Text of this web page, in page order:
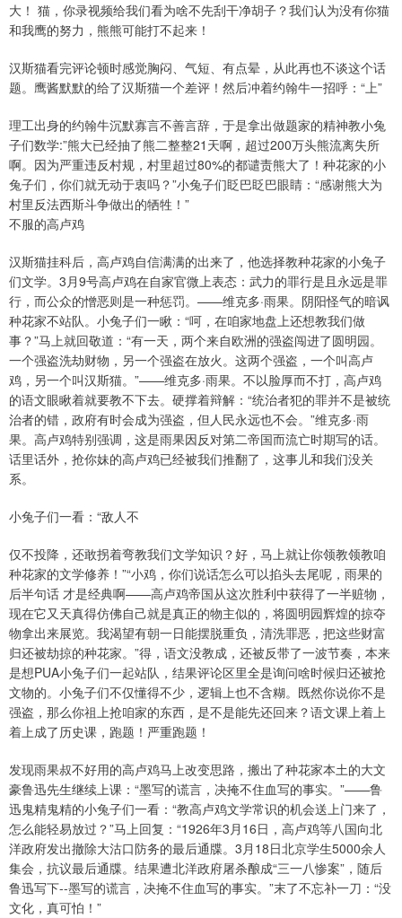
大！ 猫，你录视频给我们看为啥不先刮干净胡子？我们认为没有你猫
和我鹰的努力，熊熊可能打不起来！
汉斯猫看完评论顿时感觉胸闷、气短、有点晕，从此再也不谈这个话
题。鹰酱默默的给了汉斯猫一个差评！然后冲着约翰牛一招呼：“上”
理工出身的约翰牛沉默寡言不善言辞，于是拿出做题家的精神教小兔
子们数学:”熊大已经抽了熊二整整21天啊，超过200万头熊流离失所
啊。因为严重违反村规，村里超过80%的都谴责熊大了！种花家的小
兔子们，你们就无动于衷吗？”小兔子们眨巴眨巴眼睛：“感谢熊大为
村里反法西斯斗争做出的牺牲！”
不服的高卢鸡
汉斯猫挂科后，高卢鸡自信满满的出来了，他选择教种花家的小兔子
们文学。3月9号高卢鸡在自家官微上表态：武力的罪行是且永远是罪
行，而公众的憎恶则是一种惩罚。——维克多·雨果。阴阳怪气的暗讽
种花家不站队。小兔子们一瞅：“呵，在咱家地盘上还想教我们做
事？”马上就回敬道：“有一天，两个来自欧洲的强盗闯进了圆明园。
一个强盗洗劫财物，另一个强盗在放火。这两个强盗，一个叫高卢
鸡，另一个叫汉斯猫。”——维克多·雨果。不以脸厚而不打，高卢鸡
的语文眼瞅着就要教不下去。硬撑着辩解：“统治者犯的罪并不是被统
治者的错，政府有时会成为强盗，但人民永远也不会。”维克多·雨
果。高卢鸡特别强调，这是雨果因反对第二帝国而流亡时期写的话。
话里话外，抢你妹的高卢鸡已经被我们推翻了，这事儿和我们没关
系。
小兔子们一看：“敌人不
仅不投降，还敢拐着弯教我们文学知识？好，马上就让你领教领教咱
种花家的文学修养！”“小鸡，你们说话怎么可以掐头去尾呢，雨果的
后半句话 才是经典啊——高卢鸡帝国从这次胜利中获得了一半赃物，
现在它又天真得仿佛自己就是真正的物主似的，将圆明园辉煌的掠夺
物拿出来展览。我渴望有朝一日能摆脱重负，清洗罪恶，把这些财富
归还被劫掠的种花家。”得，语文没教成，还被反带了一波节奏，本来
是想PUA小兔子们一起站队，结果评论区里全是询问啥时候归还被抢
文物的。小兔子们不仅懂得不少，逻辑上也不含糊。既然你说你不是
强盗，那么你祖上抢咱家的东西，是不是能先还回来？语文课上着上
着上成了历史课，跑题！严重跑题！
发现雨果叔不好用的高卢鸡马上改变思路，搬出了种花家本土的大文
豪鲁迅先生继续上课：“墨写的谎言，决掩不住血写的事实。”——鲁
迅鬼精鬼精的小兔子们一看：“教高卢鸡文学常识的机会送上门来了，
怎么能轻易放过？”马上回复：“1926年3月16日，高卢鸡等八国向北
洋政府发出撤除大沽口防务的最后通牒。3月18日北京学生5000余人
集会，抗议最后通牒。结果遭北洋政府屠杀酿成“三一八惨案”，随后
鲁迅写下--墨写的谎言，决掩不住血写的事实。”末了不忘补一刀：“没
文化，真可怕！”